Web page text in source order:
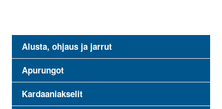
Alusta, ohjaus ja jarrut
Apurungot
Kardaaniakselit